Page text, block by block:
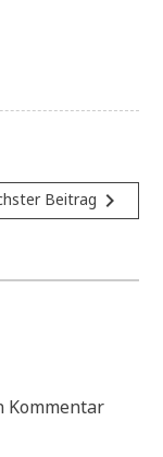
Beitrag navigate_next
Kommentar